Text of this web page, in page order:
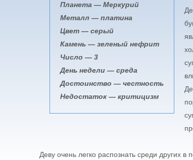
Планета — Меркурий
Металл — платина
Цвет — серый
Камень — зеленый нефрит
Число — 3
День недели — среда
Достоинство — честность
Недостаток — критицизм
Деву очень легко распознать среди других